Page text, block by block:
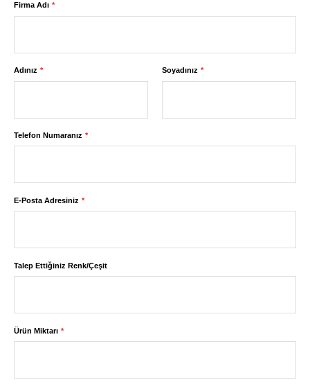
Firma Adı
Adınız Soyadınız
Telefon Numaranız
E-Posta Adresiniz
Talep Ettiğiniz Renk/Çeşit
Ürün Miktarı